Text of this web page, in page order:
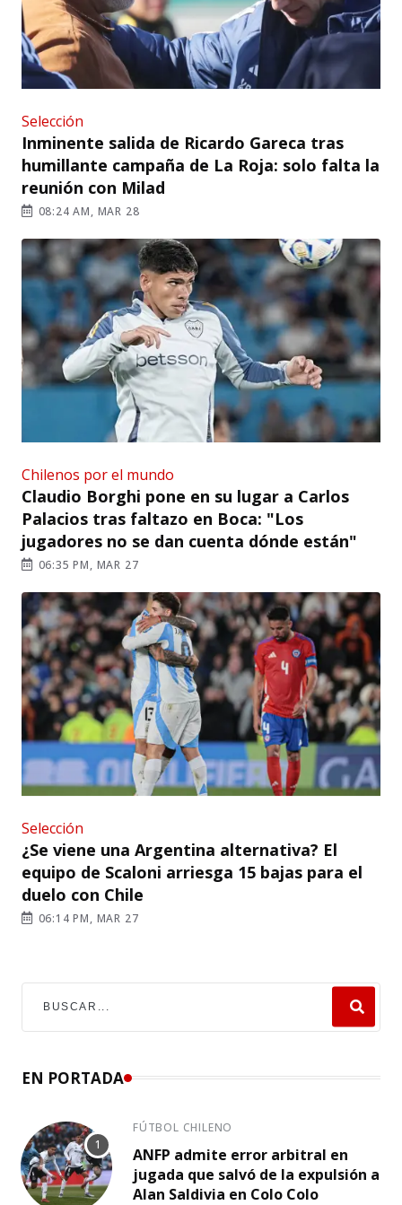
Selección
Inminente salida de Ricardo Gareca tras
humillante campaña de La Roja: solo falta la
reunión con Milad
08:24 AM, MAR 28
Chilenos por el mundo
Claudio Borghi pone en su lugar a Carlos
Palacios tras faltazo en Boca: "Los
jugadores no se dan cuenta dónde están"
06:35 PM, MAR 27
Selección
¿Se viene una Argentina alternativa? El
equipo de Scaloni arriesga 15 bajas para el
duelo con Chile
06:14 PM, MAR 27
EN PORTADA
FÚTBOL CHILENO
ANFP admite error arbitral en
jugada que salvó de la expulsión a
Alan Saldivia en Colo Colo